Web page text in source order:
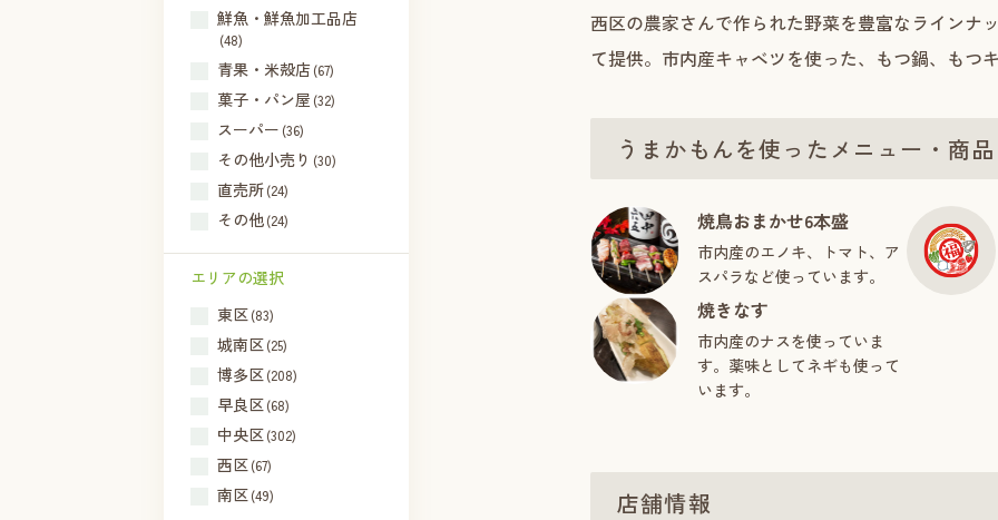
鮮魚・鮮魚加工品店
(48)
青果・米殻店(67)
菓子・パン屋 (32)
スーパー (36)
その他小売り (30)
直売所(24)
その他(24)
エリアの選択
東区(83)
城南区(25)
博多区(208)
早良区(68)
中央区(302)
西区(67)
南区(49)
西区の農家さんで作られた野菜を豊富なラインナ
て提供。市内産キャベツを使った、もつ鍋、もつ
うまかもんを使ったメニュー・商品
焼鳥おまかせ6本盛
市内産のエノキ、トマト、ア
スパラなど使っています。
焼きなす
市内産のナスを使っていま
す。薬味としてネギも使って
います。
店舗情報